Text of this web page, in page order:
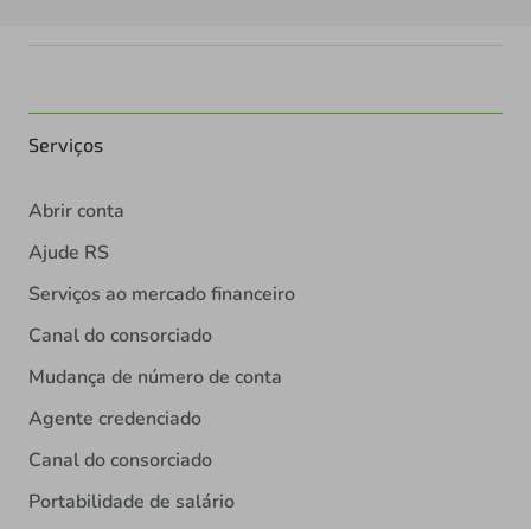
Serviços
Abrir conta
Ajude RS
Serviços ao mercado financeiro
Canal do consorciado
Mudança de número de conta
Agente credenciado
Canal do consorciado
Portabilidade de salário